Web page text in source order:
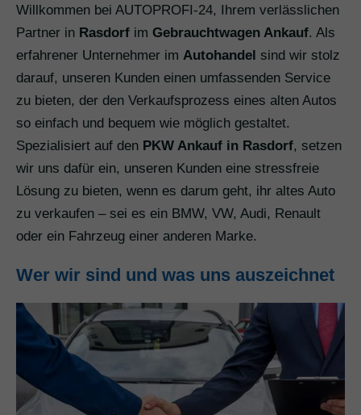
Willkommen bei AUTOPROFI-24, Ihrem verlässlichen
Partner in Rasdorf im Gebrauchtwagen Ankauf. Als
erfahrener Unternehmer im Autohandel sind wir stolz
darauf, unseren Kunden einen umfassenden Service
zu bieten, der den Verkaufsprozess eines alten Autos
so einfach und bequem wie möglich gestaltet.
Spezialisiert auf den PKW Ankauf in Rasdorf, setzen
wir uns dafür ein, unseren Kunden eine stressfreie
Lösung zu bieten, wenn es darum geht, ihr altes Auto
zu verkaufen – sei es ein BMW, VW, Audi, Renault
oder ein Fahrzeug einer anderen Marke.
Wer wir sind und was uns auszeichnet